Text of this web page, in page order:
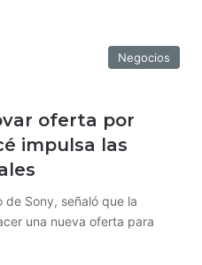
Negocios
oferta por
impulsa las
Sony, señaló que la
una nueva oferta para